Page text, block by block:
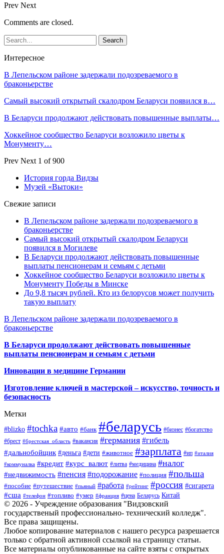
Prev Next
Comments are closed.
Интересное
В Лепельском районе задержали подозреваемого в
браконьерстве
Самый высокий открытый скалодром Беларуси появился в…
В Беларуси продолжают действовать повышенные выплаты…
Хоккейное сообщество Беларуси возложило цветы к
Монументу…
Prev Next 1 of 900
История горда Видзы
Музей «Вытоки»
Свежие записи
В Лепельском районе задержали подозреваемого в
браконьерстве
Самый высокий открытый скалодром Беларуси
появился в Могилеве
В Беларуси продолжают действовать повышенные
выплаты пенсионерам и семьям с детьми
Хоккейное сообщество Беларуси возложило цветы к
Монументу Победы в Минске
До 9,8 тысяч рублей. Кто из белорусов может получить
такую выплату
В Лепельском районе задержали подозреваемого в
браконьерстве
В Беларуси продолжают действовать повышенные
выплаты пенсионерам и семьям с детьми
Инновации в медицине Германии
Изготовление ключей в мастерской – искусство, точность и
безопасность
Метки
#blizko #tochka #авто #банк #беларусь #бизнес #богатство
#брест #брестская_область #вакансия #германия #гибель
#дальнобойщик #деньга #дети #животное #зарплата #ип #италия
#коммуналка #кредит #курс_валют #литва #медицина #налог
#недвижимость #пенсия #подорожание #полиция #польша
#пособие #путешествие #пьяный #работа #рейтинг #россия #сигарета
#сша #телефон #топливо #умер #франция #цена Беларусь Китай
© 2026 - Учреждение образования "Видзовский
государственый профессионально- технический колледж".
Все права защищены.
Любое копирование материалов с нашего ресурса разрешается
только с обратной активной ссылкой на страницу статьи.
Все материалы опубликованные на сайте взяты с открытых